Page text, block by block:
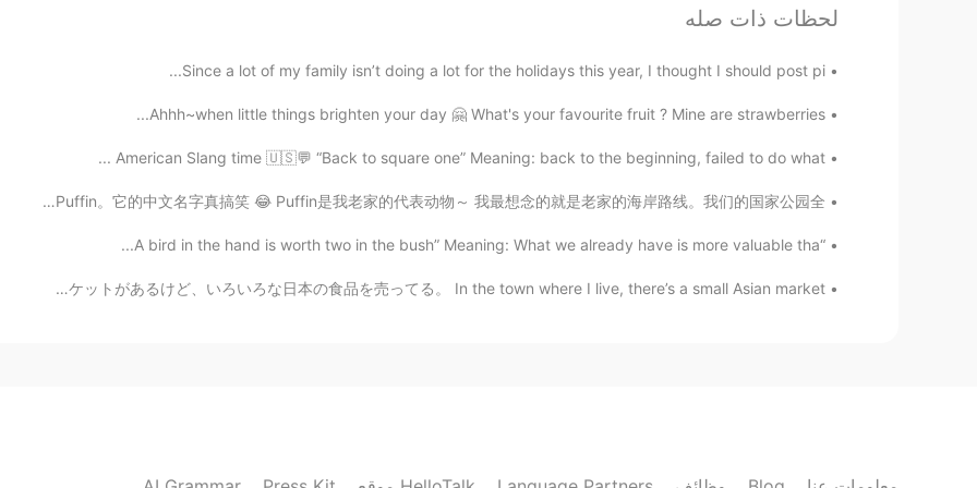
CN
EN
KR
回家的味道😊
Holly not pretty.
2020.11.18 08:29
EN
Sunflower
2020.11.18 06:52
لحظات ذات صله
Since a lot of my family isn’t doing a lot for the holidays this year, I thought I should post pi...
Ahhh~when little things brighten your day 🤗 What's your favourite fruit ? Mine are strawberries...
American Slang time 🇺🇸💬 “Back to square one” Meaning: back to the beginning, failed to do what ...
下个星期BBC要播放一部关于我老家的纪录片。 那只鸟叫 海鸚，英文名字叫 Puffin。它的中文名字真搞笑 😂 Puffin是我老家的代表动物～ 我最想念的就是老家的海岸路线。我们的国家公园全...
“A bird in the hand is worth two in the bush” Meaning: What we already have is more valuable tha...
私の住んでる町には小さいアジアマーケットがあるけど、いろいろな日本の食品を売ってる。 In the town where I live, there’s a small Asian market...